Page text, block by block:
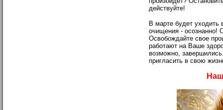
действуйте!
В марте будет уходить
очищения - осознанно!
Освобождайте свое
работают на Ваше
возможно,
пригласить в свою